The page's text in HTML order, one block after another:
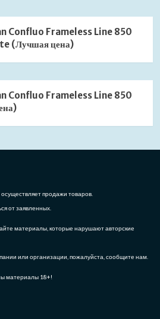
Confluo Frameless Line 850
(Лучшая цена)
Confluo Frameless Line 850
продажи товаров.
от заявленных.
материалы, которые нарушают авторские
или организации, пожалуйста, сообщите нам.
материалы 18+!